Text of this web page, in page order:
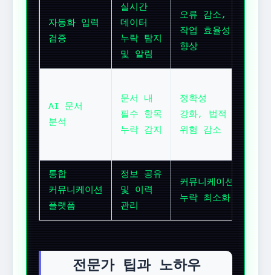
자동화 입력
검증
실시간
데이터
누락 탐지
및 알림
오류 감소,
작업 효율성
향상
AI 문서
분석
문서 내
필수 항목
누락 감지
정확성
강화, 법적
위험 감소
통합
커뮤니케이션
플랫폼
정보 공유
및 이력
관리
커뮤니케이션
누락 최소화
전문가 팁과 노하우